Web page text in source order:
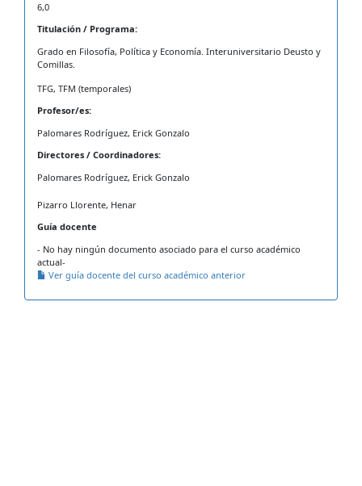
6,0
Titulación / Programa:
Grado en Filosofía, Política y Economía. Interuniversitario Deusto y
Comillas.
TFG, TFM (temporales)
Profesor/es:
Palomares Rodríguez, Erick Gonzalo
Directores / Coordinadores:
Palomares Rodríguez, Erick Gonzalo
Pizarro Llorente, Henar
Guía docente
- No hay ningún documento asociado para el curso académico
actual-
Ver guía docente del curso académico anterior